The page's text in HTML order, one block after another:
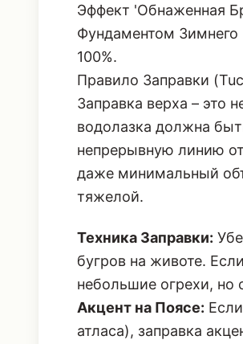
Эффект 'Обнаженная
Фундаментом Зимнего
100%.
Правило Заправки
Заправка верха – это
водолазка должна
непрерывную линию
даже минимальный
тяжелой.
Техника Заправки:
бугров на животе.
небольшие огрехи, но
Акцент на Поясе:
атласа), заправка